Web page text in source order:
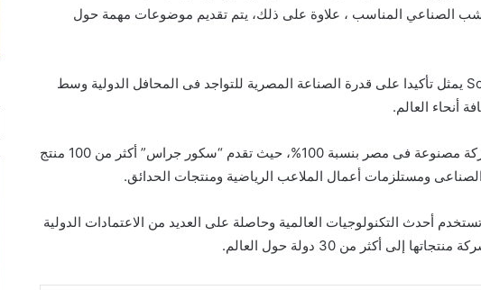
الصناعي المناسب ، علاوة على ذلك، يتم تقديم موضوعات مهمة حول
وأضاف أن مشاركة Score Grass يمثل تأكيدا على قدرة الصناعة المصرية للتواجد فى المحافل الدولية وسط
أنحاء العالم.
وأكد إسماعيل، أن منتجات الشركة مصنوعة فى مصر بنسبة 100%، حيث تقدم “سكور جراس” أكثر من 100 منتج
ومستلزمات أعمال الملاعب الرياضية ومنتجات الحدائق.
وأشار أن شركة Score Grass تستخدم أحدث التكنولوجيات العالمية وحاصلة على العديد من الاعتمادات الدولية
إلى أكثر من 30 دولة حول العالم.